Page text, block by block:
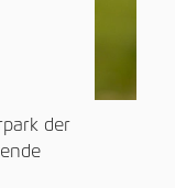
der